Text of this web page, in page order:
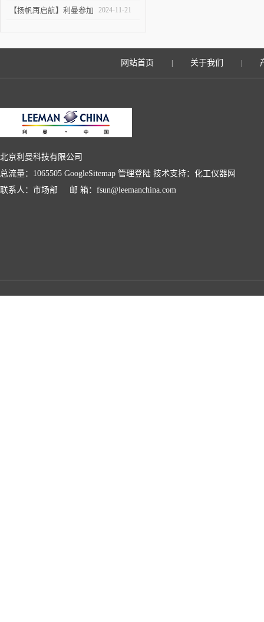
改进技术交流会在陕举办
【扬帆再启航】利曼参加
展
2024-11-21
网站首页 关于我们
北京利曼科技有限公司
总流量：1065505 GoogleSitemap 管理登陆 技术支持： 化工仪器网
联系人：市场部 邮 箱：fsun@leemanchina.com